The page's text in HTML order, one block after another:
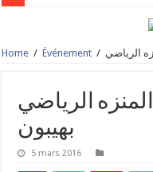
Home / Événement /
المنزه الرياضي vs النادي الرياضي
بهيبون
5 mars 2016